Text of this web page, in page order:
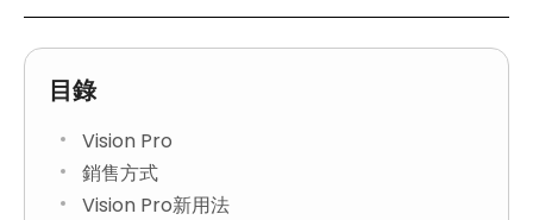
目錄
Vision Pro
銷售方式
Vision Pro新用法